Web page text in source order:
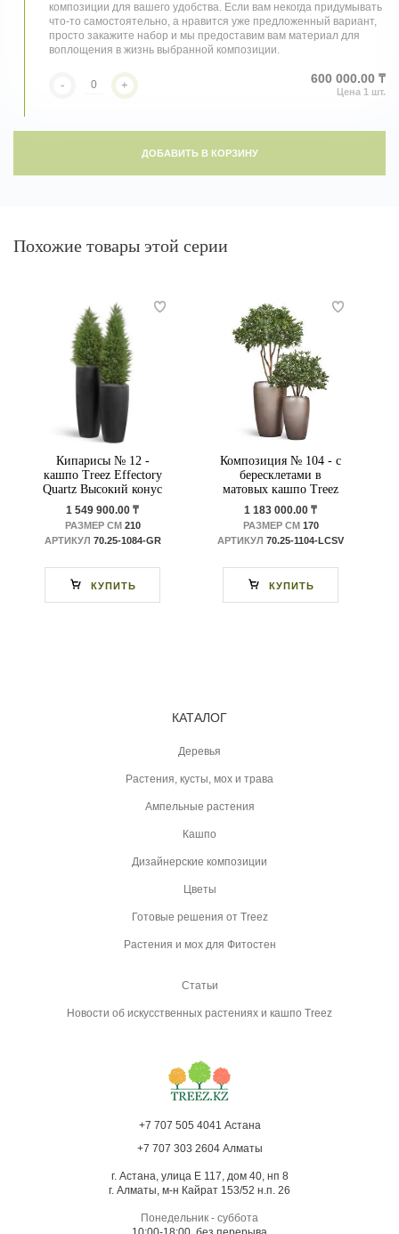
композиции для вашего удобства. Если вам некогда придумывать
что-то самостоятельно, а нравится уже предложенный вариант,
просто закажите набор и мы предоставим вам материал для
воплощения в жизнь выбранной композиции.
- + 600 000.00 ₸
ДОБАВИТЬ В КОРЗИНУ
Похожие товары этой серии
Кипарисы № 12 -
кашпо Treez Effectory
Quartz Высокий конус
Design
1 549 900.00 ₸
РАЗМЕР СМ210
АРТИКУЛ 70.25-1084-GR
КУПИТЬ
Композиция № 104 - с
бересклетами в
матовых кашпо Treez
Effectory Metal
1 183 000.00 ₸
РАЗМЕР СМ170
АРТИКУЛ 70.25-1104-LСSV
КУПИТЬ
КАТАЛОГ
Деревья
Растения, кусты, мох и трава
Ампельные растения
Кашпо
Дизайнерские композиции
Цветы
Готовые решения от Treez
Растения и мох для Фитостен
Статьи
Новости об искусственных растениях и кашпо Treez
+7 707 505 4041 Астана
+7 707 303 2604 Алматы
г. Астана, улица Е 117, дом 40, нп 8
г. Алматы, м-н Кайрат 153/52 н.п. 26
Понедельник - суббота